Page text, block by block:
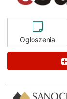
Ogłoszenia